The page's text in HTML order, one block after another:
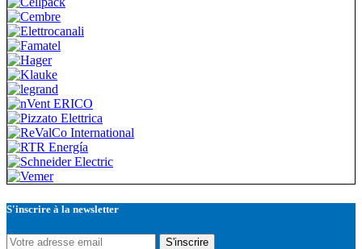
S'inscrire à la newsletter
S'inscrire